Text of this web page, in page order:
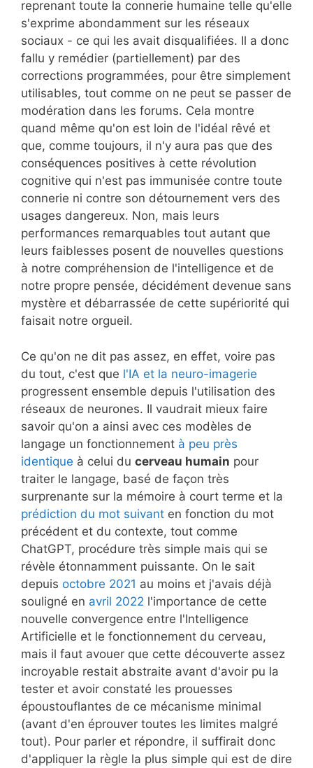
reprenant toute la connerie humaine telle qu'elle
s'exprime abondamment sur les réseaux
sociaux - ce qui les avait disqualifiées. Il a donc
fallu y remédier (partiellement) par des
corrections programmées, pour être simplement
utilisables, tout comme on ne peut se passer de
modération dans les forums. Cela montre
quand même qu'on est loin de l'idéal rêvé et
que, comme toujours, il n'y aura pas que des
conséquences positives à cette révolution
cognitive qui n'est pas immunisée contre toute
connerie ni contre son détournement vers des
usages dangereux. Non, mais leurs
performances remarquables tout autant que
leurs faiblesses posent de nouvelles questions
à notre compréhension de l'intelligence et de
notre propre pensée, décidément devenue sans
mystère et débarrassée de cette supériorité qui
faisait notre orgueil.
Ce qu'on ne dit pas assez, en effet, voire pas
du tout, c'est que l'IA et la neuro-imagerie
progressent ensemble depuis l'utilisation des
réseaux de neurones. Il vaudrait mieux faire
savoir qu'on a ainsi avec ces modèles de
langage un fonctionnement à peu près
identique à celui du cerveau humain pour
traiter le langage, basé de façon très
surprenante sur la mémoire à court terme et la
prédiction du mot suivant en fonction du mot
précédent et du contexte, tout comme
ChatGPT, procédure très simple mais qui se
révèle étonnamment puissante. On le sait
depuis octobre 2021 au moins et j'avais déjà
souligné en avril 2022 l'importance de cette
nouvelle convergence entre l'Intelligence
Artificielle et le fonctionnement du cerveau,
mais il faut avouer que cette découverte assez
incroyable restait abstraite avant d'avoir pu la
tester et avoir constaté les prouesses
époustouflantes de ce mécanisme minimal
(avant d'en éprouver toutes les limites malgré
tout). Pour parler et répondre, il suffirait donc
d'appliquer la règle la plus simple qui est de dire